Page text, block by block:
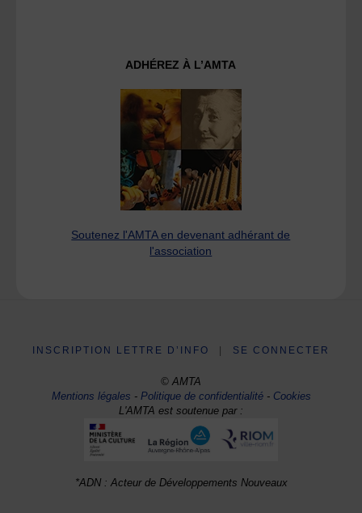
ADHÉREZ À L’AMTA
Soutenez l'AMTA en devenant adhérant de
l'association
INSCRIPTION LETTRE D’INFO SE CONNECTER
© AMTA
Mentions légales -Politique de confidentialité- Cookies
L'AMTA est soutenue par :
*ADN : Acteur de Développements Nouveaux